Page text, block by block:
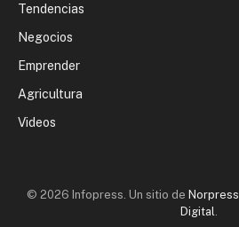
Tendencias
Negocios
Emprender
Agricultura
Videos
© 2026 Infopress. Un sitio de Norpress
Digital